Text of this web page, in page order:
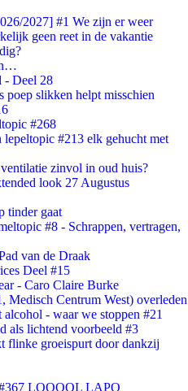
2027] #1 We zijn er weer
geen reet in de vakantie
- Deel 28
poep slikken helpt misschien
#268
lepeltopic #213 elk gehucht met
zinvol in oud huis?
look 27 Augustus
tinder gaat
#8 - Schrappen, vertragen,
van de Draak
Deel #15
- Caro Claire Burke
Medisch Centrum West) overleden
- waar we stoppen #21
als lichtend voorbeeld #3
flinke groeispurt door dankzij
LOOOOL LAPO